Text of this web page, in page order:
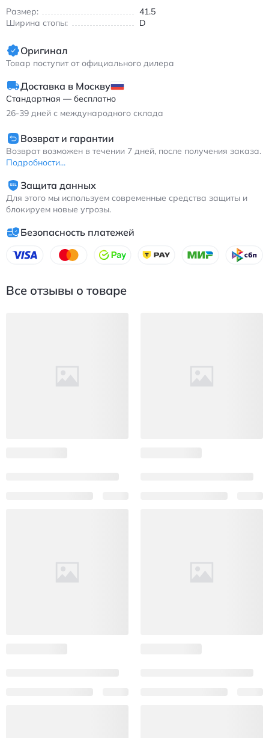
Размер:
41.5
Ширина стопы:
D
Оригинал
Товар поступит от официального дилера
Доставка в Москву
Стандартная — бесплатно
26-39 дней с международного склада
Возврат и гарантии
Возврат возможен в течении 7 дней, после получения заказа.
Подробности...
Защита данных
Для этого мы используем современные средства защиты и
блокируем новые угрозы.
Безопасность платежей
Все отзывы о товаре